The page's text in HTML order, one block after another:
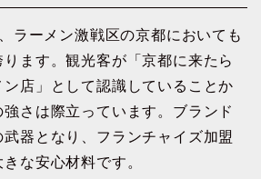
ラーメン激戦区の京都においても
ます。観光客が「京都に来たら
店」として認識していることか
さは際立っています。ブランド
器となり、フランチャイズ加盟
な安心材料です。